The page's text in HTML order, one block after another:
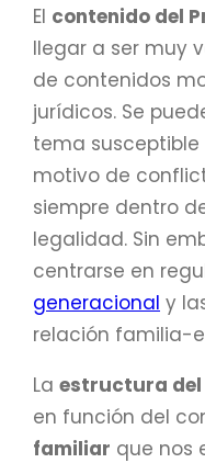
El contenido del
llegar a ser muy
de contenidos
jurídicos. Se
tema
motivo de
siempre dentro
legalidad. Sin
centrarse en
generacional y
relación familia-
La estructura
en función del
familiar que nos